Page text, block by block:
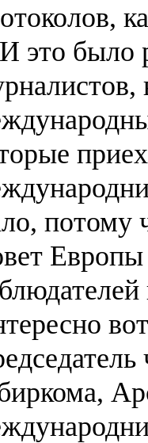
это было
потому